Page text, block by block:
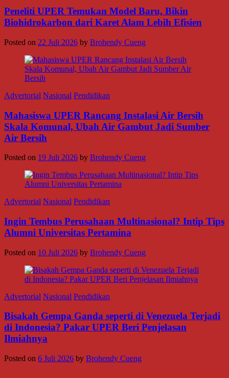
Peneliti UPER Temukan Model Baru, Bikin
Biohidrokarbon dari Karet Alam Lebih Efisien
Posted on 22 Juli 2026 by Brohendy Cueng
Advertorial Nasional Pendidikan
Mahasiswa UPER Rancang Instalasi Air Bersih
Skala Komunal, Ubah Air Gambut Jadi Sumber
Air Bersih
Posted on 19 Juli 2026 by Brohendy Cueng
Advertorial Nasional Pendidikan
Ingin Tembus Perusahaan Multinasional? Intip Tips
Alumni Universitas Pertamina
Posted on 10 Juli 2026 by Brohendy Cueng
Advertorial Nasional Pendidikan
Bisakah Gempa Ganda seperti di Venezuela Terjadi
di Indonesia? Pakar UPER Beri Penjelasan
Ilmiahnya
Posted on 6 Juli 2026 by Brohendy Cueng